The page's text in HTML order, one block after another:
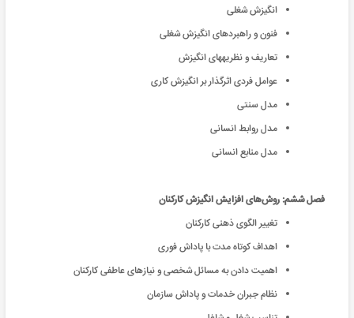
انگیزش شغلی
فنون و راهبردهای انگیزش شغلی
تعاریف و نظریههای انگیزش
عوامل فردی اثرگذار بر انگیزش کاری
مدل سنتی
مدل روابط انسانی
مدل منابع انسانی
فصل ششم: روش‌های افزایش انگیزش کارکنان
تغییر الگوی ذهنی کارکنان
اهداف کوتاه مدت با پاداش فوری
اهمیت دادن به مسائل شخصی و نیازهای عاطفی کارکنان
نظام جبران خدمات و پاداش سازمان